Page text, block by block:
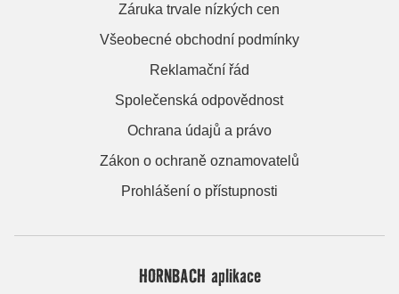
Záruka trvale nízkých cen
Všeobecné obchodní podmínky
Reklamační řád
Společenská odpovědnost
Ochrana údajů a právo
Zákon o ochraně oznamovatelů
Prohlášení o přístupnosti
HORNBACH aplikace